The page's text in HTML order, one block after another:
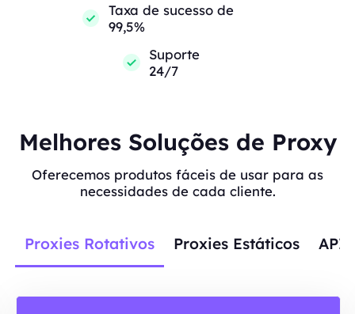
Taxa de sucesso de
99,5%
Suporte
24/7
Melhores Soluções de Proxy
Oferecemos produtos fáceis de usar para as
necessidades de cada cliente.
Proxies Rotativos Proxies Estáticos